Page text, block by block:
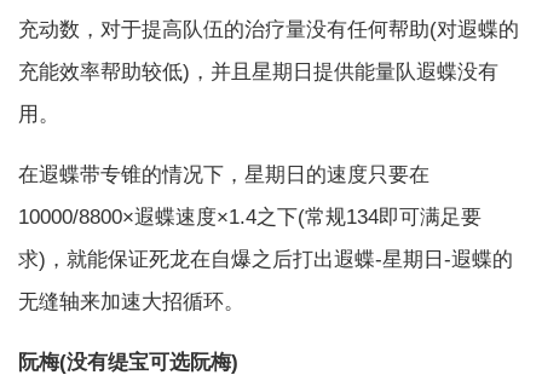
充动数，对于提高队伍的治疗量没有任何帮助(对遐蝶的
充能效率帮助较低)，并且星期日提供能量队遐蝶没有
用。
在遐蝶带专锥的情况下，星期日的速度只要在
10000/8800×遐蝶速度×1.4之下(常规134即可满足要
求)，就能保证死龙在自爆之后打出遐蝶-星期日-遐蝶的
无缝轴来加速大招循环。
阮梅(没有缇宝可选阮梅)